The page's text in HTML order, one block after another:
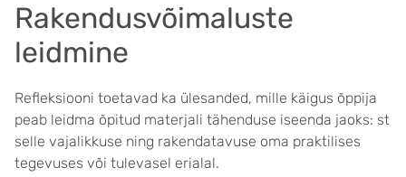
Rakendusvõimaluste
leidmine
Refleksiooni toetavad ka ülesanded, mille käigus õppija
peab leidma õpitud materjali tähenduse iseenda jaoks: st
selle vajalikkuse ning rakendatavuse oma praktilises
tegevuses või tulevasel erialal.